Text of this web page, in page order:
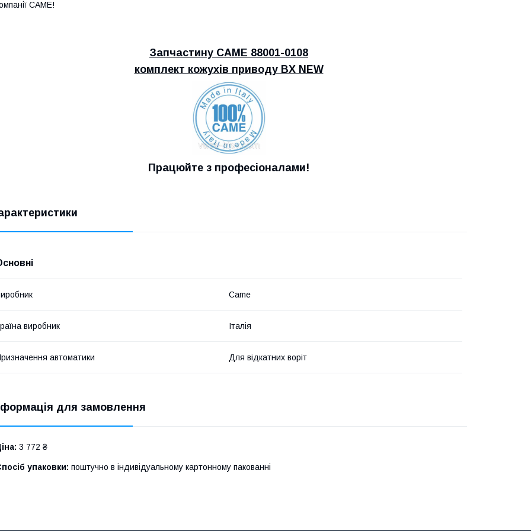
CAME!
Запчастину CAME 88001-0108
комплект кожухів приводу BX NEW
Працюйте з професіоналами!
Came
виробник Італія
автоматики Для відкатних воріт
для замовлення
3 772 ₴
упаковки: поштучно в індивідуальному картонному пакованні